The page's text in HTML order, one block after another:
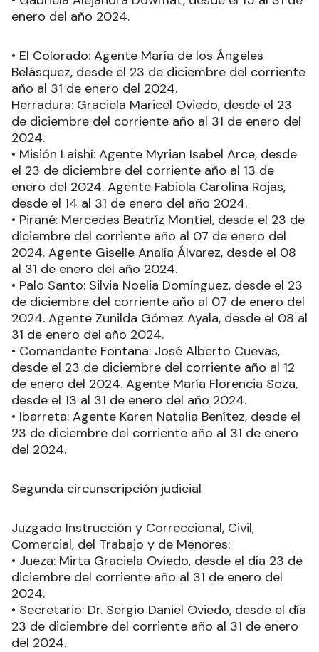
enero del año 2024.
• El Colorado: Agente María de los Ángeles
Belásquez, desde el 23 de diciembre del corriente
año al 31 de enero del 2024.
Herradura: Graciela Maricel Oviedo, desde el 23
de diciembre del corriente año al 31 de enero del
2024.
• Misión Laishí: Agente Myrian Isabel Arce, desde
el 23 de diciembre del corriente año al 13 de
enero del 2024. Agente Fabiola Carolina Rojas,
desde el 14 al 31 de enero del año 2024.
• Pirané: Mercedes Beatríz Montiel, desde el 23 de
diciembre del corriente año al 07 de enero del
2024. Agente Giselle Analía Álvarez, desde el 08
al 31 de enero del año 2024.
• Palo Santo: Silvia Noelia Domínguez, desde el 23
de diciembre del corriente año al 07 de enero del
2024. Agente Zunilda Gómez Ayala, desde el 08 al
31 de enero del año 2024.
• Comandante Fontana: José Alberto Cuevas,
desde el 23 de diciembre del corriente año al 12
de enero del 2024. Agente María Florencia Soza,
desde el 13 al 31 de enero del año 2024.
• Ibarreta: Agente Karen Natalia Benítez, desde el
23 de diciembre del corriente año al 31 de enero
del 2024.
Segunda circunscripción judicial
Juzgado Instrucción y Correccional, Civil,
Comercial, del Trabajo y de Menores:
• Jueza: Mirta Graciela Oviedo, desde el día 23 de
diciembre del corriente año al 31 de enero del
2024.
• Secretario: Dr. Sergio Daniel Oviedo, desde el día
23 de diciembre del corriente año al 31 de enero
del 2024.